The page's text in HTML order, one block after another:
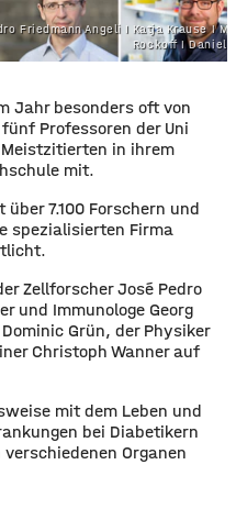
Friedmann Angeli I Katja Krause I
Rockoff I Daniel
Jahr besonders oft von
Professoren der Uni
in ihrem
mit.
7.100 Forschern und
spezialisierten Firma
Zellforscher José Pedro
und Immunologe Georg
Grün, der Physiker
Christoph Wanner auf
mit dem Leben und
bei Diabetikern
Organen